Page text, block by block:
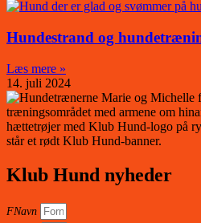
Hundestrand og
Læs mere »
14. juli 2024
Klub Hund nyheder
FNavn